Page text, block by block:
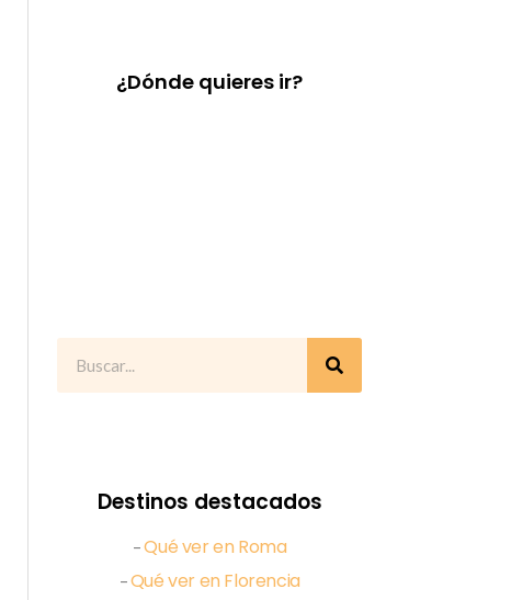
¿Dónde quieres ir?
Destinos destacados
–Qué ver en Roma
–Qué ver en Florencia